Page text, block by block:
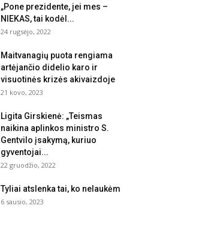
„Pone prezidente, jei mes –
NIEKAS, tai kodėl...
24 rugsėjo, 2022
Maitvanagių puota rengiama
artėjančio didelio karo ir
visuotinės krizės akivaizdoje
21 kovo, 2023
Ligita Girskienė: „Teismas
naikina aplinkos ministro S.
Gentvilo įsakymą, kuriuo
gyventojai...
22 gruodžio, 2022
Tyliai atslenka tai, ko nelaukėm
6 sausio, 2023